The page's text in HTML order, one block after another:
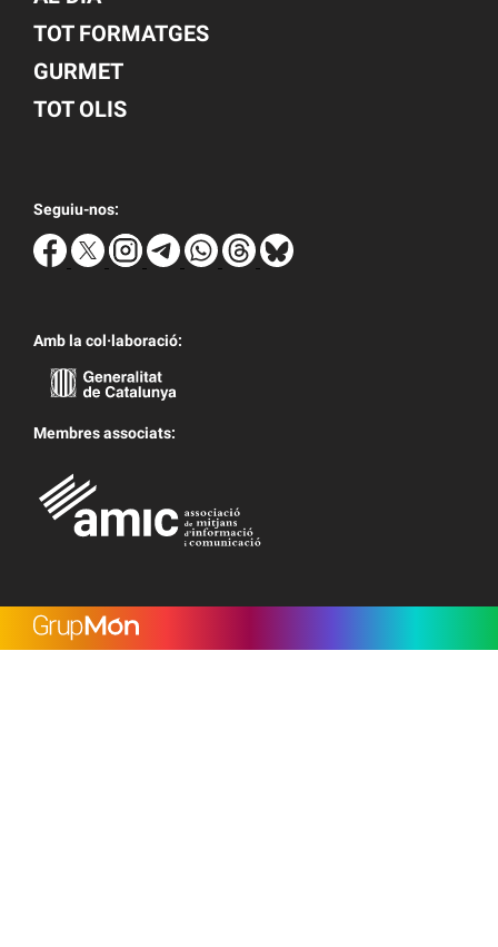
TOT FORMATGES
GURMET
TOT OLIS
Seguiu-nos:
Amb la col·laboració:
Membres associats: